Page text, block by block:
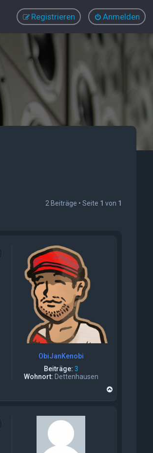
Anmelden
Registrieren
2 Beiträge • Seite 1 von 1
ObiJanKenobi
Beiträge: 3
Wohnort: Dettenhausen
Zitat
Zitat